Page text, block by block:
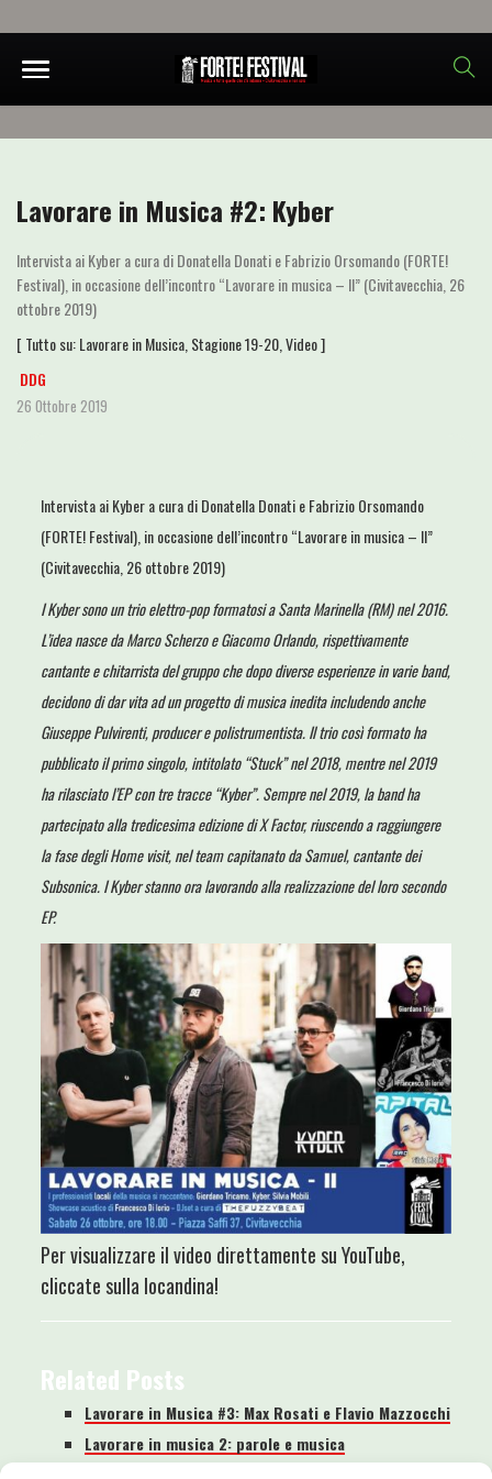
Lavorare in Musica #2: Kyber
Intervista ai Kyber a cura di Donatella Donati e Fabrizio Orsomando (FORTE!
Festival), in occasione dell’incontro “Lavorare in musica – II” (Civitavecchia, 26
ottobre 2019)
[ Tutto su:Lavorare in Musica Stagione 19-20 Video]
DDG
26 Ottobre 2019
Intervista ai Kyber a cura di Donatella Donati e Fabrizio Orsomando
(FORTE! Festival), in occasione dell’incontro “Lavorare in musica – II”
(Civitavecchia, 26 ottobre 2019)
I Kyber sono un trio elettro-pop formatosi a Santa Marinella (RM) nel 2016.
L’idea nasce da Marco Scherzo e Giacomo Orlando, rispettivamente
cantante e chitarrista del gruppo che dopo diverse esperienze in varie band,
decidono di dar vita ad un progetto di musica inedita includendo anche
Giuseppe Pulvirenti, producer e polistrumentista. Il trio così formato ha
pubblicato il primo singolo, intitolato “Stuck” nel 2018, mentre nel 2019
ha rilasciato l’EP con tre tracce “Kyber”. Sempre nel 2019, la band ha
partecipato alla tredicesima edizione di X Factor, riuscendo a raggiungere
la fase degli Home visit, nel team capitanato da Samuel, cantante dei
Subsonica. I Kyber stanno ora lavorando alla realizzazione del loro secondo
EP.
Per visualizzare il video direttamente su YouTube,
cliccate sulla locandina!
Related Posts
Lavorare in Musica #3: Max Rosati e Flavio Mazzocchi
Lavorare in musica 2: parole e musica